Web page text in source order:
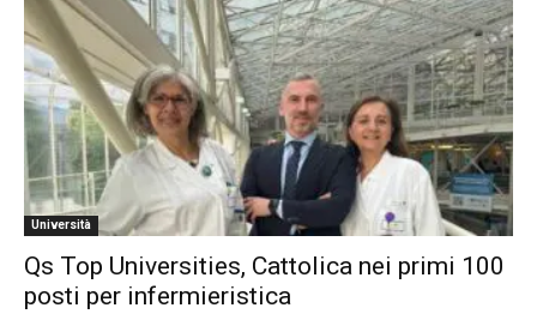
Università
Qs Top Universities, Cattolica nei primi 100
posti per infermieristica